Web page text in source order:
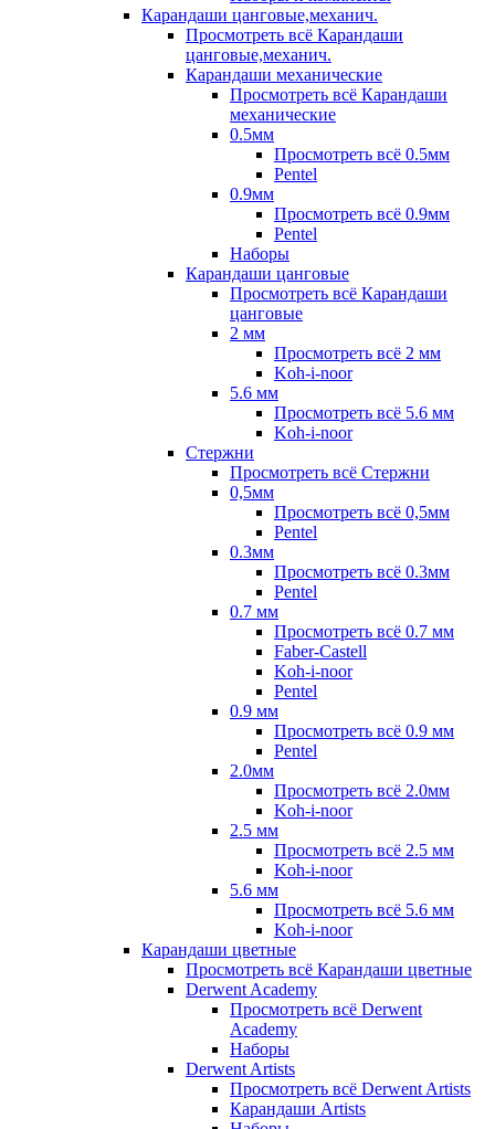
Карандаши цанговые,механич.
Просмотреть всё Карандаши
цанговые,механич.
Карандаши механические
Просмотреть всё Карандаши
механические
0.5мм
Просмотреть всё 0.5мм
Pentel
0.9мм
Просмотреть всё 0.9мм
Pentel
Наборы
Карандаши цанговые
Просмотреть всё Карандаши
цанговые
2 мм
Просмотреть всё 2 мм
Koh-i-noor
5.6 мм
Просмотреть всё 5.6 мм
Koh-i-noor
Стержни
Просмотреть всё Стержни
0,5мм
Просмотреть всё 0,5мм
Pentel
0.3мм
Просмотреть всё 0.3мм
Pentel
0.7 мм
Просмотреть всё 0.7 мм
Faber-Castell
Koh-i-noor
Pentel
0.9 мм
Просмотреть всё 0.9 мм
Pentel
2.0мм
Просмотреть всё 2.0мм
Koh-i-noor
2.5 мм
Просмотреть всё 2.5 мм
Koh-i-noor
5.6 мм
Просмотреть всё 5.6 мм
Koh-i-noor
Карандаши цветные
Просмотреть всё Карандаши цветные
Derwent Academy
Просмотреть всё Derwent
Academy
Наборы
Derwent Artists
Просмотреть всё Derwent Artists
Карандаши Artists